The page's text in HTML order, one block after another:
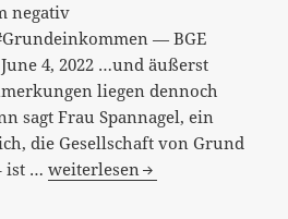
negativ
— BGE
June 4, 2022 …und äußerst
liegen dennoch
sagt Frau Spannagel, ein
die Gesellschaft von Grund
ist …[:de]“Abschied
weiterlesen